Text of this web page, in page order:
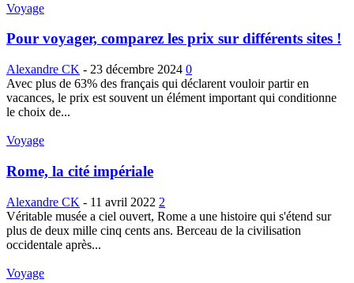
Voyage
Pour voyager, comparez les prix sur différents sites !
Alexandre CK - 23 décembre 2024 0
Avec plus de 63% des français qui déclarent vouloir partir en
vacances, le prix est souvent un élément important qui conditionne
le choix de...
Voyage
Rome, la cité impériale
Alexandre CK - 11 avril 2022 2
Véritable musée a ciel ouvert, Rome a une histoire qui s'étend sur
plus de deux mille cinq cents ans. Berceau de la civilisation
occidentale après...
Voyage